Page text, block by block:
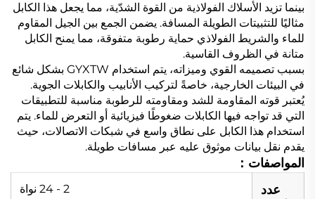
بينما تزيد الأسلاك الفولاذية من القوة الشدّية، مما يجعل هذا الكابل
مثاليًا للتثبيتات الطويلة المسافة. يضمن الجمع بين الجيل المقاوم
للماء والشريط الفولاذي حماية رطوبة متفوقة، مما يمنح الكابل
متانة في الظروف القاسية.
بسبب تصميمه القوي وميزاته، يتم استخدام GYXTW بشكل شائع
في البيئات الخارجية، خاصةً لتركيب الأنابيب والكابلات الجوية.
يُعتبر قوته المقاومة للشد ومقاومته للرطوبة مناسبة للتطبيقات
التي قد تواجه فيها الكابلات ضغوطًا فيزيائية أو التعرض للماء. يتم
استخدام هذا الكابل على نطاق واسع في شبكات الاتصالات، حيث
يقدم نقل بيانات موثوق عليه عبر مسافات طويلة.
المواصفات：
عدد
2 - 24 نواة